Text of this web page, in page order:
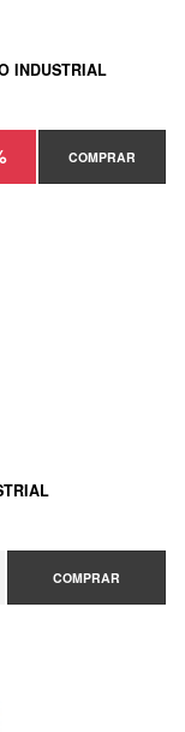
INDUSTRIAL
COMPRAR
COMPRAR